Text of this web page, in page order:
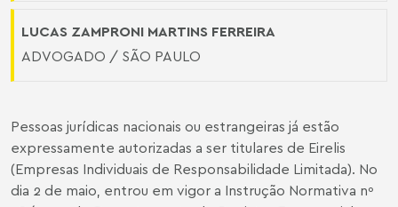
LUCAS ZAMPRONI MARTINS FERREIRA
ADVOGADO / SÃO PAULO
Pessoas jurídicas nacionais ou estrangeiras já estão
expressamente autorizadas a ser titulares de Eirelis
(Empresas Individuais de Responsabilidade Limitada). No
dia 2 de maio, entrou em vigor a Instrução Normativa nº